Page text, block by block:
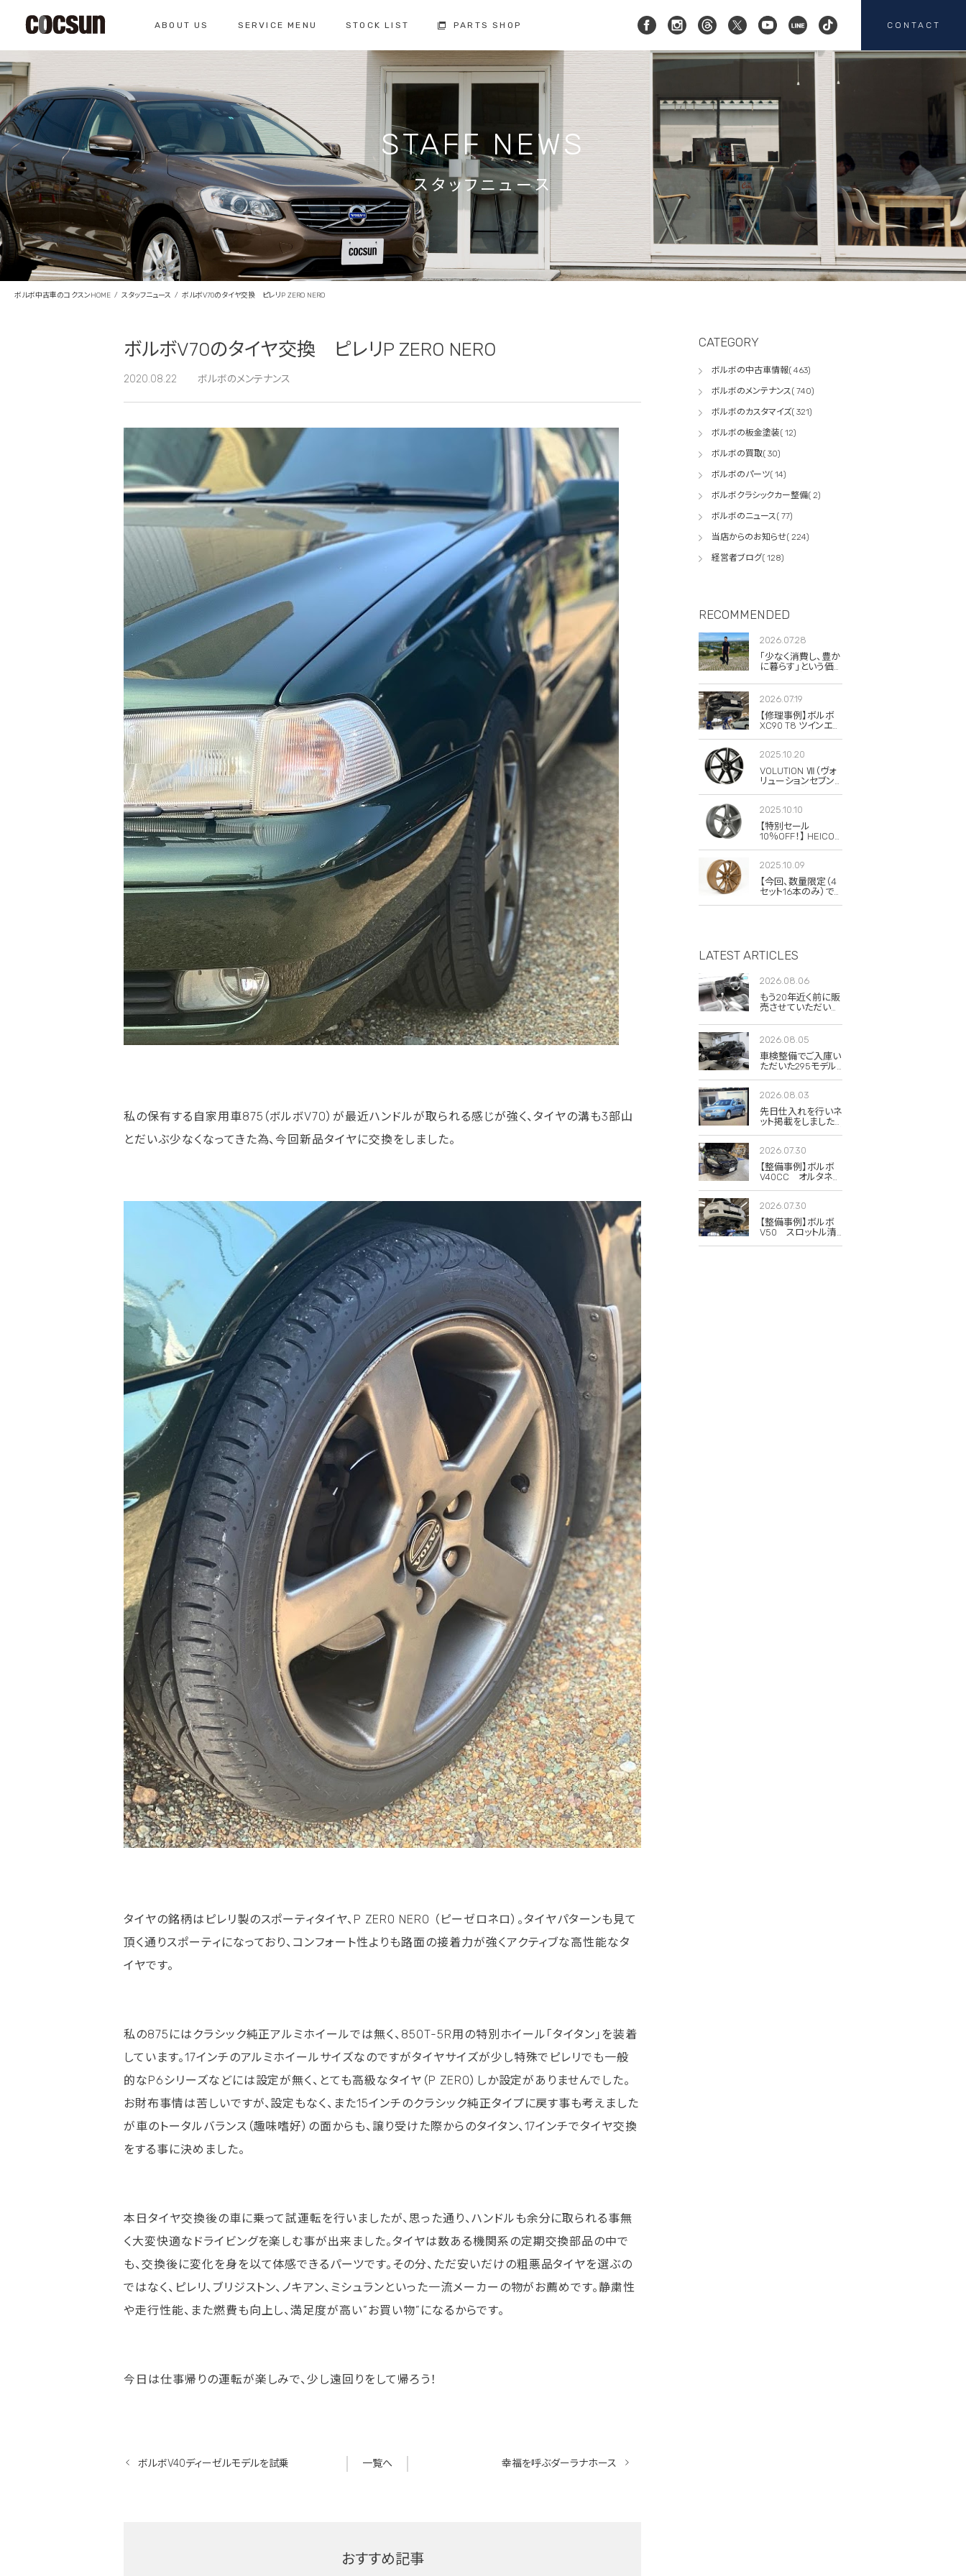
ABOUT US
私たちについて コクスンについて フィロソフィー 人と環境への配慮 会社概要
仕入れの基準 お車の保証 納車前の整備 HEICO SPORTIV お客様の声
SERVICE MENU
サービスメニュー 車検のご案内 修理・点検・メンテナンス 板金塗装 カスタマイズ
クラシックカー整備 ボルボ故障事例集 買取査定 注文販売
STOCK LIST PARTS SHOP CONTACT
CONTACT
お問い合わせ 0568-26-7071
コクスン土浦
029-846-0727
コクスン横浜
045-719-9357
総合お問い合わせ 車検のお問い合わせ
修理・点検・
メンテナンスの
お問い合わせ
カスタマイズの
お問い合わせ
クラシックカー整備の
お問い合わせ
買取のお問い合わせ
注文販売の
お問い合わせ
板金塗装の
STAFF NEWS
スタッフニュース
ボルボ中古車のコクスンHOME スタッフニュース ボルボV70のタイヤ交換 ピレリP ZERO NERO
ボルボV70のタイヤ交換 ピレリP ZERO NERO
2020.08.22 ボルボのメンテナンス
私の保有する自家用車875（ボルボV70）が最近ハンドルが取られる感じが強く、タイヤの溝も3部山
とだいぶ少なくなってきた為、今回新品タイヤに交換をしました。
タイヤの銘柄はピレリ製のスポーティタイヤ、P ZERO NERO （ピーゼロネロ）。タイヤパターンも見て
頂く通りスポーティになっており、コンフォート性よりも路面の接着力が強くアクティブな高性能なタ
イヤです。
私の875にはクラシック純正アルミホイールでは無く、850T-5R用の特別ホイール「タイタン」を装着
しています。17インチのアルミホイールサイズなのですがタイヤサイズが少し特殊でピレリでも一般
的なP6シリーズなどには設定が無く、とても高級なタイヤ（P ZERO）しか設定がありませんでした。
お財布事情は苦しいですが、設定もなく、また15インチのクラシック純正タイプに戻す事も考えました
が車のトータルバランス（趣味嗜好）の面からも、譲り受けた際からのタイタン、17インチでタイヤ交換
をする事に決めました。
本日タイヤ交換後の車に乗って試運転を行いましたが、思った通り、ハンドルも余分に取られる事無
く大変快適なドライビングを楽しむ事が出来ました。タイヤは数ある機関系の定期交換部品の中で
も、交換後に変化を身を以て体感できるパーツです。その分、ただ安いだけの粗悪品タイヤを選ぶの
ではなく、ピレリ、ブリジストン、ノキアン、ミシュランといった一流メーカーの物がお薦めです。静粛性
や走行性能、また燃費も向上し、満足度が高い”お買い物”になるからです。
今日は仕事帰りの運転が楽しみで、少し遠回りをして帰ろう！
ボルボV40ディーゼルモデルを試乗 一覧へ 幸福を呼ぶダーラナホース
おすすめ記事
CATEGORY
ボルボの中古車情報( 463)
ボルボのメンテナンス( 740)
ボルボのカスタマイズ( 321)
ボルボの板金塗装( 12)
ボルボの買取( 30)
ボルボのパーツ( 14)
ボルボクラシックカー整備( 2)
ボルボのニュース( 77)
当店からのお知らせ( 224)
経営者ブログ( 128)
RECOMMENDED
2026.07.28
「少なく消費し、豊か
に暮らす」という価
スウェーデンに惹か
れる理由
2026.07.19
【修理事例】ボルボ
XC90 T8 ツインエン
ERAD（電動リアアク
スル駆動）交換・エア
コンコンプレッサー
交換
2025.10.20
VOLUTION Ⅶ（ヴォ
リューションセブン）
2025.10.10
【特別セール
10％OFF！】 HEICO
Classic 8×19 チタニ
ウム 4本セット
2025.10.09
【今回、数量限定（4
セット16本のみ）で
LATEST ARTICLES
2026.08.06
もう20年近く前に販
売させていただいた
テリア写真が出てき
ました。
2026.08.05
車検整備でご入庫い
ただいた295モデル
2026.08.03
先日仕入れを行いネ
ット掲載をしました
2026.07.30
【整備事例】ボルボ
V40CC オルタネー
2026.07.30
【整備事例】ボルボ
V50 スロットル清